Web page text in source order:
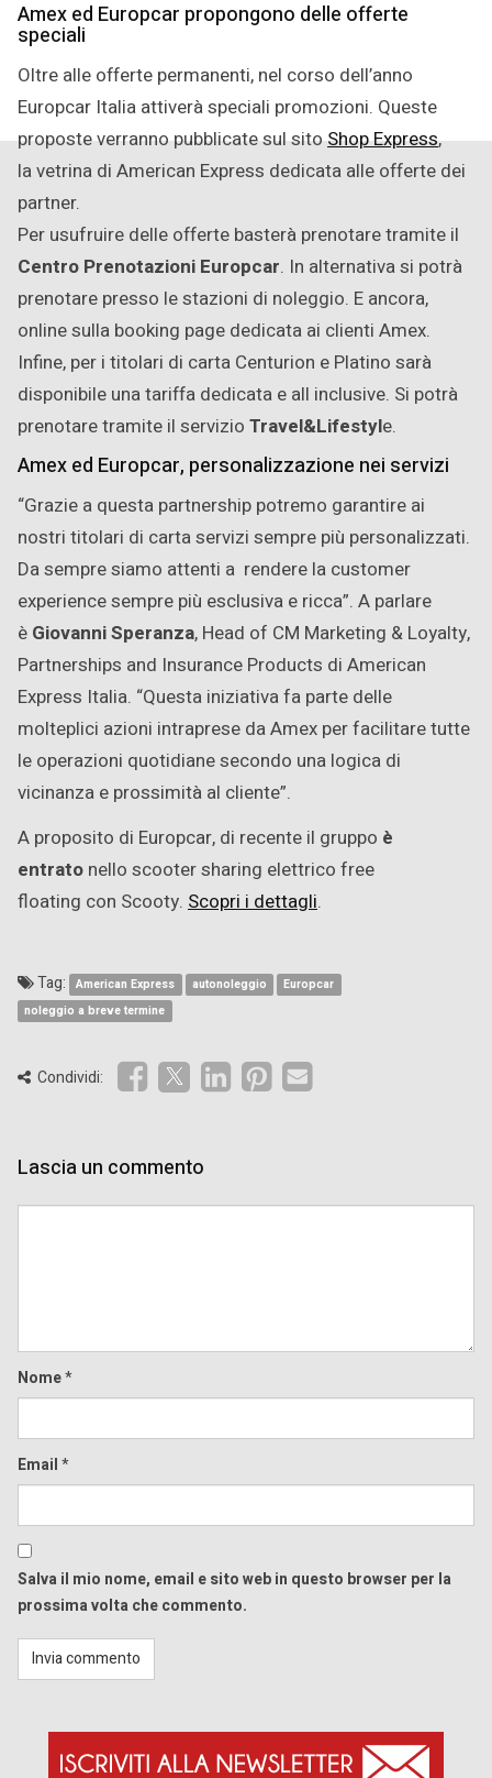
Amex ed Europcar propongono delle offerte
speciali
Oltre alle offerte permanenti, nel corso dell’anno
Europcar Italia attiverà speciali promozioni. Queste
proposte verranno pubblicate sul sitoShop Express,
la vetrina di American Express dedicata alle offerte dei
partner.
Per usufruire delle offerte basterà prenotare tramite il
Centro Prenotazioni Europcar. In alternativa si potrà
prenotare presso le stazioni di noleggio. E ancora,
online sulla booking page dedicata ai clienti Amex.
Infine, per i titolari di carta Centurion e Platino sarà
disponibile una tariffa dedicata e all inclusive. Si potrà
prenotare tramite il servizio Travel&Lifestyle.
Amex ed Europcar, personalizzazione nei servizi
“Grazie a questa partnership potremo garantire ai
nostri titolari di carta servizi sempre più personalizzati.
Da sempre siamo attenti a rendere la customer
experience sempre più esclusiva e ricca”. A parlare
è Giovanni Speranza, Head of CM Marketing & Loyalty,
Partnerships and Insurance Products di American
Express Italia. “Questa iniziativa fa parte delle
molteplici azioni intraprese da Amex per facilitare tutte
le operazioni quotidiane secondo una logica di
vicinanza e prossimità al cliente”.
A proposito di Europcar, di recente il gruppo è
entrato nello scooter sharing elettrico free
floating con Scooty. Scopri i dettagli.
Tag: American Express autonoleggio
Europcar
noleggio a breve termine
Condividi:
Lascia un commento
Nome*
Email*
Salva il mio nome, email e sito web in questo browser per la
prossima volta che commento.